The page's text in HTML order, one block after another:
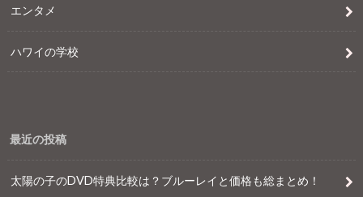
エンタメ
ハワイの学校
最近の投稿
太陽の子のDVD特典比較は？ブルーレイと価格も総まとめ！